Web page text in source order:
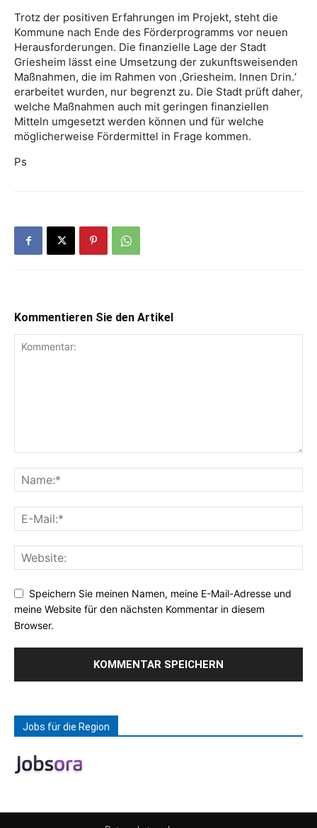
Trotz der positiven Erfahrungen im Projekt, steht die
Kommune nach Ende des Förderprogramms vor neuen
Herausforderungen. Die finanzielle Lage der Stadt
Griesheim lässt eine Umsetzung der zukunftsweisenden
Maßnahmen, die im Rahmen von ‚Griesheim. Innen Drin.‘
erarbeitet wurden, nur begrenzt zu. Die Stadt prüft daher,
welche Maßnahmen auch mit geringen finanziellen
Mitteln umgesetzt werden können und für welche
möglicherweise Fördermittel in Frage kommen.
Ps
Kommentieren Sie den Artikel
Speichern Sie meinen Namen, meine E-Mail-Adresse und
meine Website für den nächsten Kommentar in diesem
Browser.
Jobs für die Region